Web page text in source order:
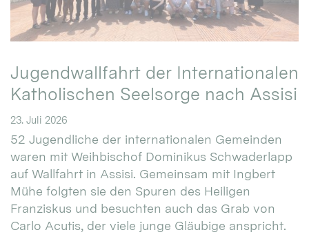
Jugendwallfahrt der Internationalen
Katholischen Seelsorge nach Assisi
23. Juli 2026
52 Jugendliche der internationalen Gemeinden
waren mit Weihbischof Dominikus Schwaderlapp
auf Wallfahrt in Assisi. Gemeinsam mit Ingbert
Mühe folgten sie den Spuren des Heiligen
Franziskus und besuchten auch das Grab von
Carlo Acutis, der viele junge Gläubige anspricht.